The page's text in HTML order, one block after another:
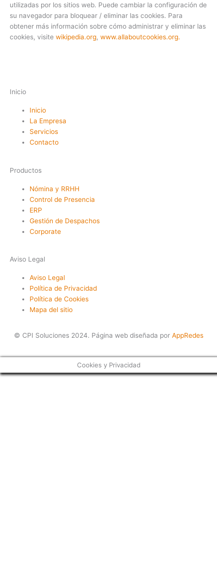
utilizadas por los sitios web. Puede cambiar la configuración de
su navegador para bloquear / eliminar las cookies. Para
obtener más información sobre cómo administrar y eliminar las
cookies, visite wikipedia.org, www.allaboutcookies.org.
Inicio
Inicio
La Empresa
Servicios
Contacto
Productos
Nómina y RRHH
Control de Presencia
ERP
Gestión de Despachos
Corporate
Aviso Legal
Aviso Legal
Política de Privacidad
Política de Cookies
Mapa del sitio
© CPI Soluciones 2024. Página web diseñada por AppRedes
Cookies y Privacidad